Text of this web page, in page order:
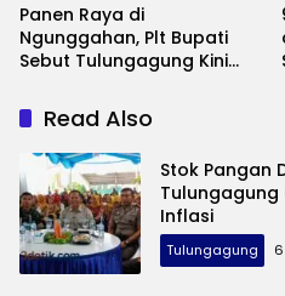
Panen Raya di
Ngunggahan, Plt Bupati
Sebut Tulungagung Kini
Read Also
Stok Pangan
Tulungagung
Inflasi
Tulungagung